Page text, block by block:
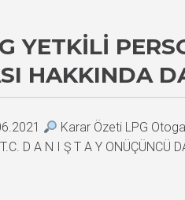
YETKILI
HAKKINDA
Karar Özeti LPG
D A N I Ş T A Y